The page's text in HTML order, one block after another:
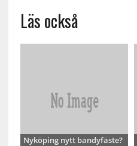
Läs också
Nyköping nytt bandyfäste?